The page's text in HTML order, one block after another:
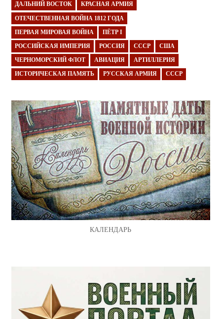
ДАЛЬНИЙ ВОСТОК КРАСНАЯ АРМИЯ
ОТЕЧЕСТВЕННАЯ ВОЙНА 1812 ГОДА
ПЕРВАЯ МИРОВАЯ ВОЙНА ПЁТР I
РОССИЙСКАЯ ИМПЕРИЯ РОССИЯ СССР США
ЧЕРНОМОРСКИЙ ФЛОТ АВИАЦИЯ АРТИЛЛЕРИЯ
ИСТОРИЧЕСКАЯ ПАМЯТЬ РУССКАЯ АРМИЯ СССР
КАЛЕНДАРЬ